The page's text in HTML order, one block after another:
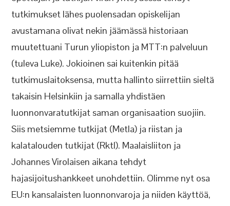
tutkimukset lähes puolensadan opiskelijan
avustamana olivat nekin jäämässä historiaan
muutettuani Turun yliopiston ja MTT:n palveluun
(tuleva Luke). Jokioinen sai kuitenkin pitää
tutkimuslaitoksensa, mutta hallinto siirrettiin sieltä
takaisin Helsinkiin ja samalla yhdistäen
luonnonvaratutkijat saman organisaation suojiin.
Siis metsiemme tutkijat (Metla) ja riistan ja
kalatalouden tutkijat (Rktl). Maalaisliiton ja
Johannes Virolaisen aikana tehdyt
hajasijoitushankkeet unohdettiin. Olimme nyt osa
EU:n kansalaisten luonnonvaroja ja niiden käyttöä,